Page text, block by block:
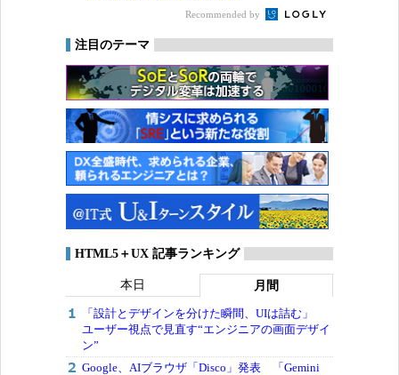
Recommended by
注目のテーマ
HTML5＋UX 記事ランキング
本日 月間
「設計とデザインを分けた瞬間、UIは詰む」
ユーザー視点で見直す“エンジニアの画面デザイ
ン”
Google、AIブラウザ「Disco」発表 「Gemini